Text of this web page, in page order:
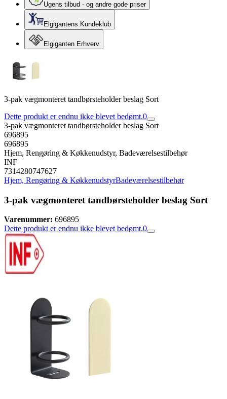
Ugens tilbud - og andre gode priser
Elgigantens Kundeklub
Elgiganten Erhverv
3-pak vægmonteret tandbørsteholder beslag Sort
Dette produkt er endnu ikke blevet bedømt.0
3-pak vægmonteret tandbørsteholder beslag Sort
696895
696895
Hjem, Rengøring & Køkkenudstyr, Badeværelsestilbehør
INF
7314280747627
Hjem, Rengøring & KøkkenudstyrBadeværelsestilbehør
3-pak vægmonteret tandbørsteholder beslag Sort
Varenummer: 696895
Dette produkt er endnu ikke blevet bedømt.0